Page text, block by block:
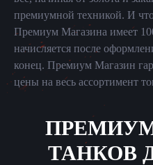
премиумной техникой. И
Премиум Магазина имеет
начисляется после
конец. Премиум Магазин
цены на весь ассортимент
ТАНКОВ